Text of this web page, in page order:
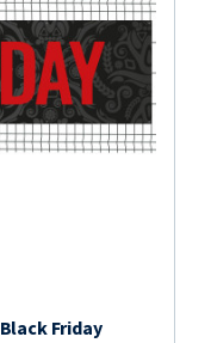
Banderole PVC imprimée Black Friday